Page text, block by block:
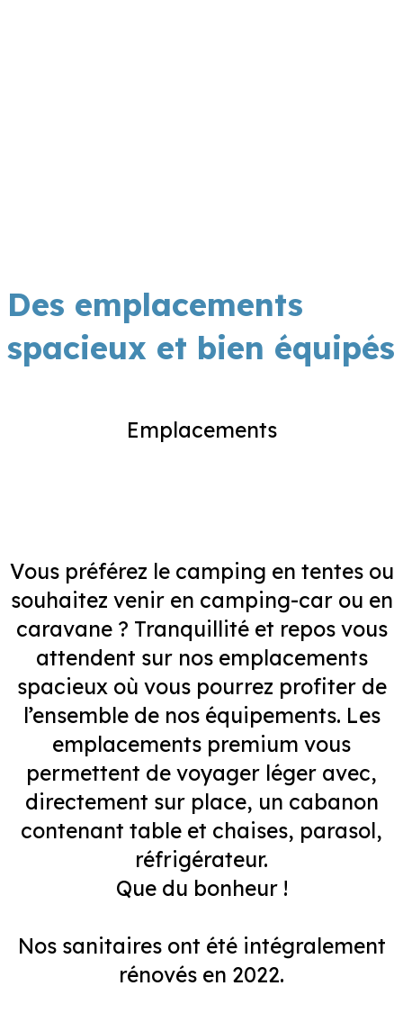
Des emplacements
spacieux et bien équipés
Emplacements
Vous préférez le camping en tentes ou
souhaitez venir en camping-car ou en
caravane ? Tranquillité et repos vous
attendent sur nos emplacements
spacieux où vous pourrez profiter de
l’ensemble de nos équipements. Les
emplacements premium vous
permettent de voyager léger avec,
directement sur place, un cabanon
contenant table et chaises, parasol,
réfrigérateur.
Que du bonheur !
Nos sanitaires ont été intégralement
rénovés en 2022.